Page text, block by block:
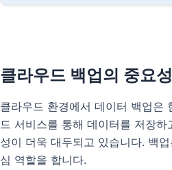
클라우드 백업의 중요성
클라우드 환경에서 데이터 백업은
드 서비스를 통해 데이터를 저장
성이 더욱 대두되고 있습니다. 백
심 역할을 합니다.